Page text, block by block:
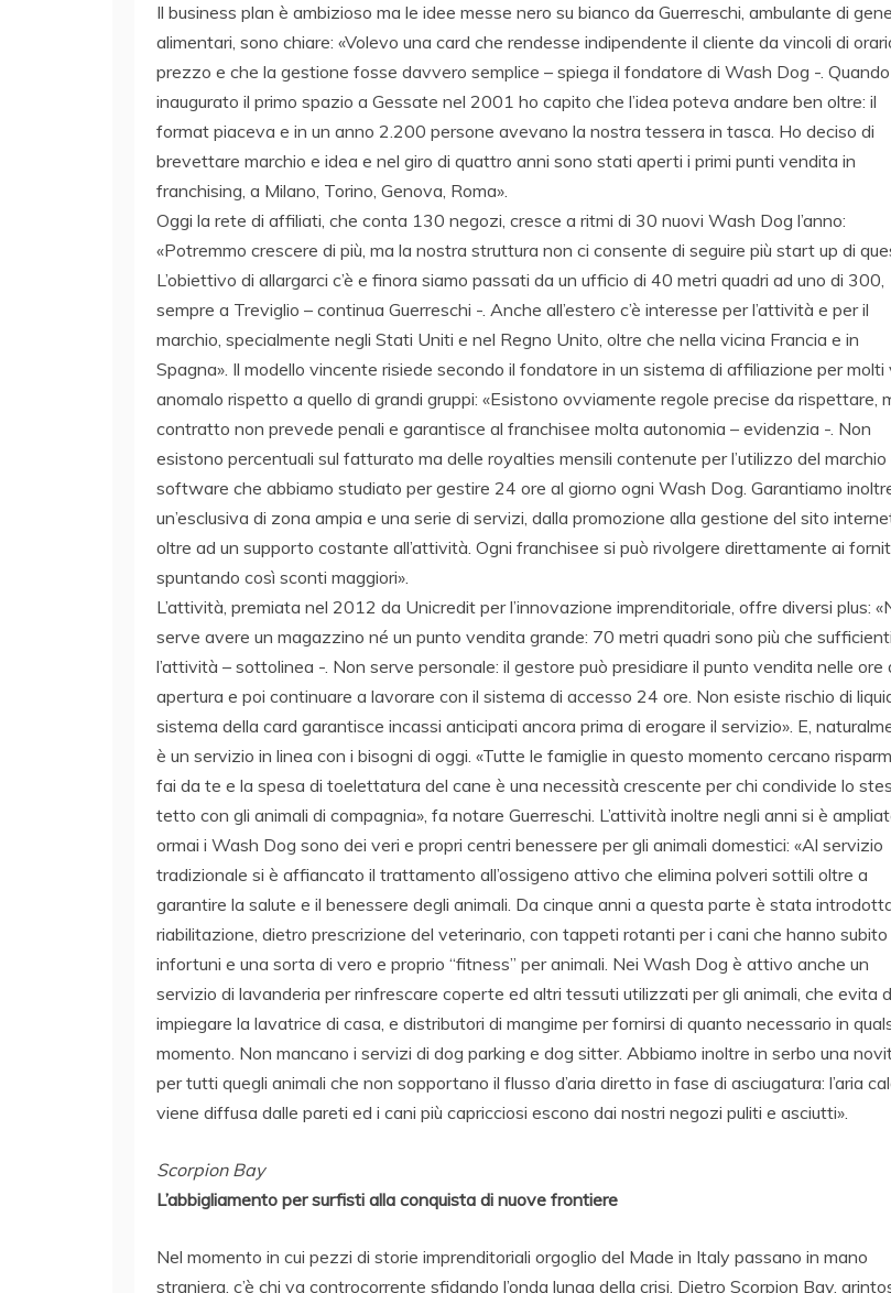
Il business plan è ambizioso ma le idee messe nero su bianco da Guerreschi, ambulante di
alimentari, sono chiare: «Volevo una card che rendesse indipendente il cliente da vincoli di
prezzo e che la gestione fosse davvero semplice – spiega il fondatore di Wash Dog -.
inaugurato il primo spazio a Gessate nel 2001 ho capito che l’idea poteva andare ben oltre: il
format piaceva e in un anno 2.200 persone avevano la nostra tessera in tasca. Ho deciso di
brevettare marchio e idea e nel giro di quattro anni sono stati aperti i primi punti vendita in
franchising, a Milano, Torino, Genova, Roma».
Oggi la rete di affiliati, che conta 130 negozi, cresce a ritmi di 30 nuovi Wash Dog l’anno:
«Potremmo crescere di più, ma la nostra struttura non ci consente di seguire più start up di
L’obiettivo di allargarci c’è e finora siamo passati da un ufficio di 40 metri quadri ad uno di 300,
sempre a Treviglio – continua Guerreschi -. Anche all’estero c’è interesse per l’attività e per il
marchio, specialmente negli Stati Uniti e nel Regno Unito, oltre che nella vicina Francia e in
Spagna». Il modello vincente risiede secondo il fondatore in un sistema di affiliazione per molti
anomalo rispetto a quello di grandi gruppi: «Esistono ovviamente regole precise da rispettare,
contratto non prevede penali e garantisce al franchisee molta autonomia – evidenzia -. Non
esistono percentuali sul fatturato ma delle royalties mensili contenute per l’utilizzo del marchio
software che abbiamo studiato per gestire 24 ore al giorno ogni Wash Dog. Garantiamo
un’esclusiva di zona ampia e una serie di servizi, dalla promozione alla gestione del sito
oltre ad un supporto costante all’attività. Ogni franchisee si può rivolgere direttamente ai
spuntando così sconti maggiori».
L’attività, premiata nel 2012 da Unicredit per l’innovazione imprenditoriale, offre diversi plus:
serve avere un magazzino né un punto vendita grande: 70 metri quadri sono più che
l’attività – sottolinea -. Non serve personale: il gestore può presidiare il punto vendita nelle ore
apertura e poi continuare a lavorare con il sistema di accesso 24 ore. Non esiste rischio di
sistema della card garantisce incassi anticipati ancora prima di erogare il servizio». E,
è un servizio in linea con i bisogni di oggi. «Tutte le famiglie in questo momento cercano
fai da te e la spesa di toelettatura del cane è una necessità crescente per chi condivide lo
tetto con gli animali di compagnia», fa notare Guerreschi. L’attività inoltre negli anni si è
ormai i Wash Dog sono dei veri e propri centri benessere per gli animali domestici: «Al servizio
tradizionale si è affiancato il trattamento all’ossigeno attivo che elimina polveri sottili oltre a
garantire la salute e il benessere degli animali. Da cinque anni a questa parte è stata
riabilitazione, dietro prescrizione del veterinario, con tappeti rotanti per i cani che hanno subito
infortuni e una sorta di vero e proprio “fitness” per animali. Nei Wash Dog è attivo anche un
servizio di lavanderia per rinfrescare coperte ed altri tessuti utilizzati per gli animali, che evita
impiegare la lavatrice di casa, e distributori di mangime per fornirsi di quanto necessario in
momento. Non mancano i servizi di dog parking e dog sitter. Abbiamo inoltre in serbo una
per tutti quegli animali che non sopportano il flusso d’aria diretto in fase di asciugatura: l’aria
viene diffusa dalle pareti ed i cani più capricciosi escono dai nostri negozi puliti e asciutti».
Scorpion Bay
L’abbigliamento per surfisti alla conquista di nuove frontiere
Nel momento in cui pezzi di storie imprenditoriali orgoglio del Made in Italy passano in mano
straniera, c’è chi va controcorrente sfidando l’onda lunga della crisi. Dietro Scorpion Bay,